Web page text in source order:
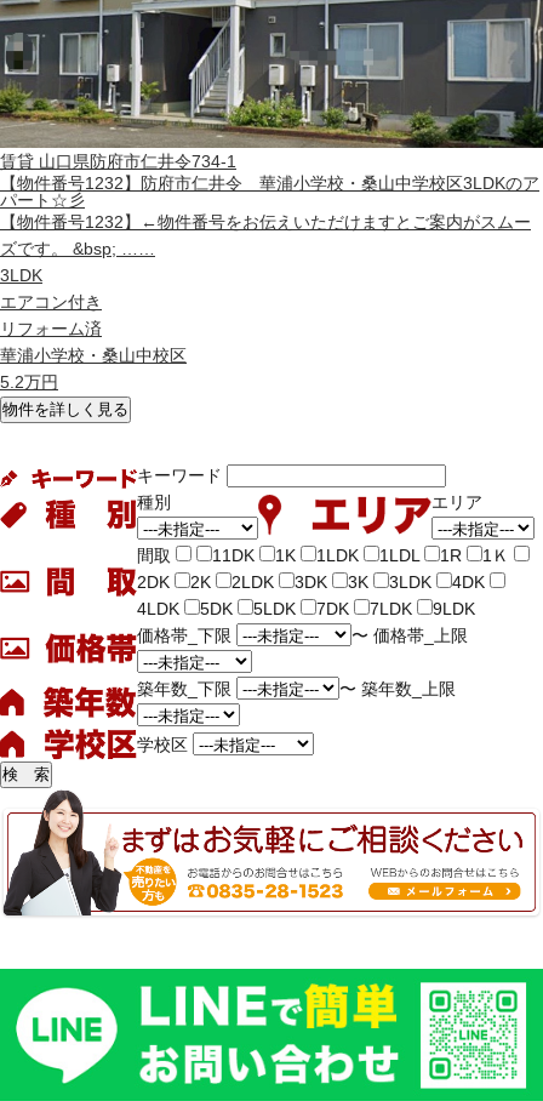
賃貸 山口県防府市仁井令734-1
【物件番号1232】防府市仁井令 華浦小学校・桑山中学校区3LDKのア
パート☆彡
【物件番号1232】←物件番号をお伝えいただけますとご案内がスムー
ズです。 &bsp; ……
3LDK
エアコン付き
リフォーム済
華浦小学校・桑山中校区
5.2万円
物件を詳しく見る
キーワード
種別
エリア
間取 11DK 1K 1LDK 1LDL 1R
1Ｋ
2DK
2K 2LDK 3DK 3K 3LDK
4DK
4LDK
5DK 5LDK 7DK 7LDK
9LDK
価格帯_下限
〜 価格帯_上限
築年数_下限 〜 築年数_上限
学校区